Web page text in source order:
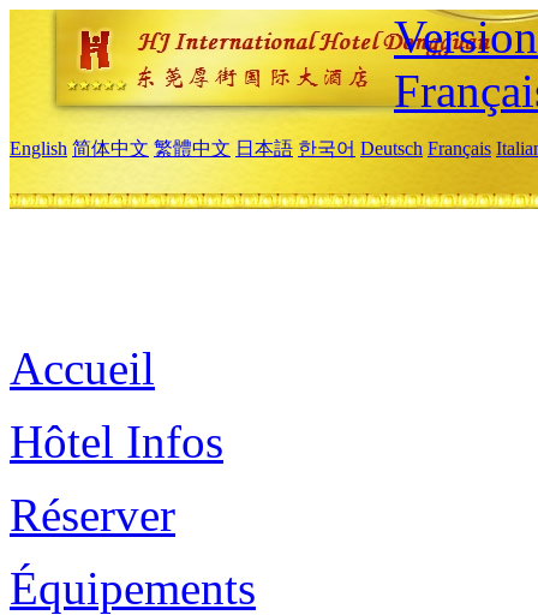
English 简体中文 繁體中文 日本語 한국어 Deutsch Français
Accueil
Hôtel Infos
Réserver
Équipements